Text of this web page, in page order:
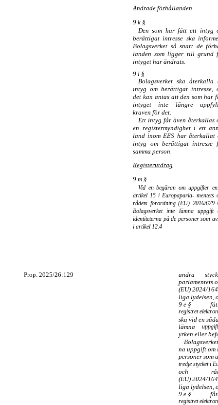
Ändrade förhållanden
9 k §
Den som har fått ett intyg
berättigat intresse ska
Bolagsverket så snart de
landen som ligger till grund
intyget har ändrats.
9 l §
Bolagsverket ska återkalla
intyg om berättigat intresse,
det kan antas att den som har
intyget inte längre
kraven för det.
Ett intyg får även återkallas
en registermyndighet i ett
land inom EES har återkallat
intyg om berättigat intresse
samma person.
Registerutdrag
9 m §
Vid en begäran om uppgifter
artikel 15 i Europaparla- mentets
rådets förordning (EU) 2016/679
Bolagsverket inte lämna uppgift
identiteterna på de personer som
i artikel 12.4
Prop. 2025/26:129 andra
parlamentets
(EU) 2024/
liga lydelsen,
9 e §
registret
ska vid en
lämna
uppgift
yrken eller
na uppgift om
personer som
tredje stycket i
och
(EU) 2024/
liga lydelsen,
9 e §
registret